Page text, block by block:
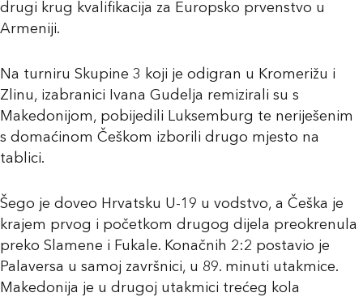
drugi krug kvalifikacija za Europsko prvenstvo u
Armeniji.
Na turniru Skupine 3 koji je odigran u Kromerižu i
Zlinu, izabranici Ivana Gudelja remizirali su s
Makedonijom, pobijedili Luksemburg te neriješenim
s domaćinom Češkom izborili drugo mjesto na
tablici.
Šego je doveo Hrvatsku U-19 u vodstvo, a Češka je
krajem prvog i početkom drugog dijela preokrenula
preko Slamene i Fukale. Konačnih 2:2 postavio je
Palaversa u samoj završnici, u 89. minuti utakmice.
Makedonija je u drugoj utakmici trećeg kola